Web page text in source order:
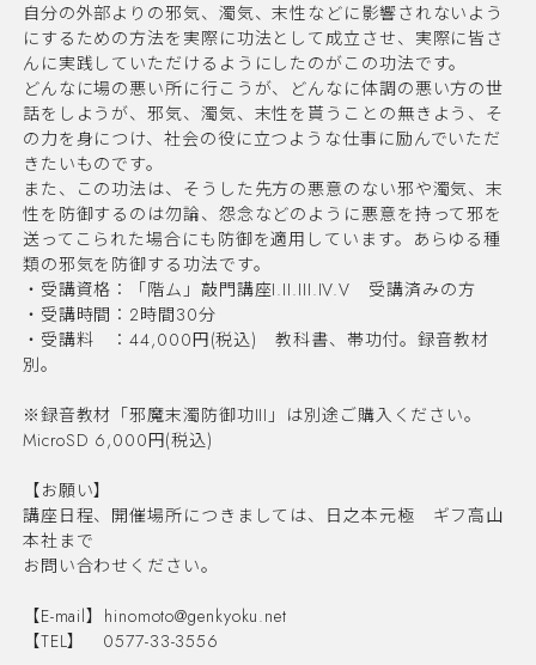
自分の外部よりの邪気、濁気、末性などに影響されないよう
にするための方法を実際に功法として成立させ、実際に皆さ
んに実践していただけるようにしたのがこの功法です。
どんなに場の悪い所に行こうが、どんなに体調の悪い方の世
話をしようが、邪気、濁気、末性を貰うことの無きよう、そ
の力を身につけ、社会の役に立つような仕事に励んでいただ
きたいものです。
また、この功法は、そうした先方の悪意のない邪や濁気、末
性を防御するのは勿論、怨念などのように悪意を持って邪を
送ってこられた場合にも防御を適用しています。あらゆる種
類の邪気を防御する功法です。
・受講資格：「階ム」敲門講座I.II.III.IV.V 受講済みの方
・受講時間：2時間30分
・受講料 ：44,000円(税込) 教科書、帯功付。録音教材
別。
※録音教材「邪魔末濁防御功III」は別途ご購入ください。
MicroSD 6,000円(税込)
【お願い】
講座日程、開催場所につきましては、日之本元極 ギフ高山
本社まで
お問い合わせください。
【E-mail】 hinomoto@genkyoku.net
【TEL】 0577-33-3556